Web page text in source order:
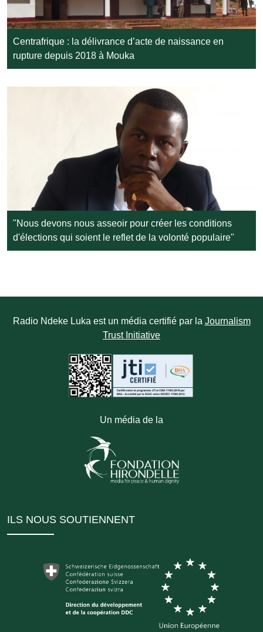
Centrafrique : la délivrance d’acte de naissance en
rupture depuis 2018 à Mouka
"Nous devons nous asseoir pour créer les conditions
d'élections qui soient le reflet de la volonté populaire"
Radio Ndeke Luka est un média certifié par la Journalism
Trust Initiative
Un média de la
ILS NOUS SOUTIENNENT